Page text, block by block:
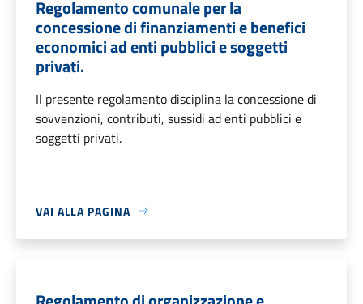
Regolamento comunale per la
concessione di finanziamenti e benefici
economici ad enti pubblici e soggetti
privati.
Il presente regolamento disciplina la concessione di
sovvenzioni, contributi, sussidi ad enti pubblici e
soggetti privati.
VAI ALLA PAGINA